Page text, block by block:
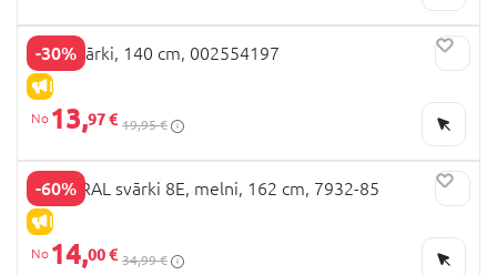
-30%
IZPĀRDOŠANA
OVS svārki, 140 cm, 002554197
13,97 € 19,95 €
-60%
IZPĀRDOŠANA
MAYORAL svārki 8E, melni, 162 cm, 7932-85
14,00 € 34,99 €